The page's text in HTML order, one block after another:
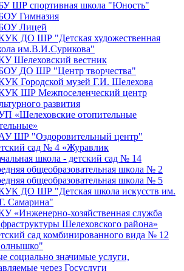
ШР спортивная школа "Юность"
Гимназия
Лицей
ДО ШР "Детская художественная
им.В.И.Сурикова"
Шелеховский вестник
ДО ШР "Центр творчества"
Городской музей Г.И. Шелехова
ШР Межпоселенческий центр
развития
«Шелеховские отопительные
ШР "Оздоровительный центр"
сад № 4 «Журавлик
школа - детский сад № 14
общеобразовательная школа № 2
общеобразовательная школа № 5
ДО ШР "Детская школа искусств им.
Самарина"
«Инженерно-хозяйственная служба
Шелеховского района»
сад комбинированного вида № 12
социально значимые услуги,
через Госуслуги